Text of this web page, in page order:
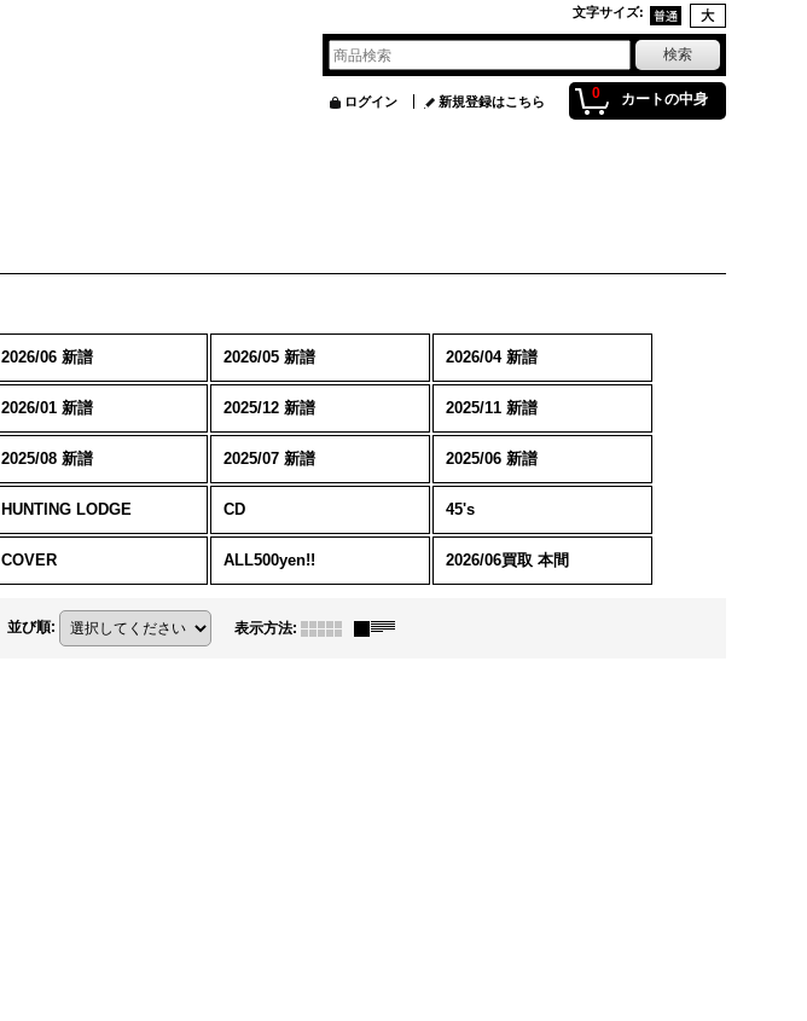
文字サイズ:
0 カートの中身
ログイン 新規登録はこちら
2026/06 新譜 2026/05 新譜 2026/04 新譜
2026/01 新譜 2025/12 新譜 2025/11 新譜
2025/08 新譜 2025/07 新譜 2025/06 新譜
HUNTING LODGE CD 45's
COVER ALL500yen!! 2026/06買取 本間
並び順: 表示方法: